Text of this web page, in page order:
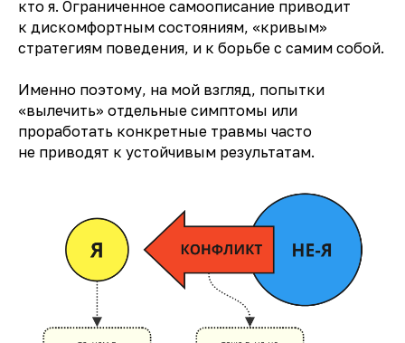
кто я. Ограниченное самоописание приводит
к дискомфортным состояниям, «кривым»
стратегиям поведения, и к борьбе с самим собой.
Именно поэтому, на мой взгляд, попытки
«вылечить» отдельные симптомы или
проработать конкретные травмы часто
не приводят к устойчивым результатам.